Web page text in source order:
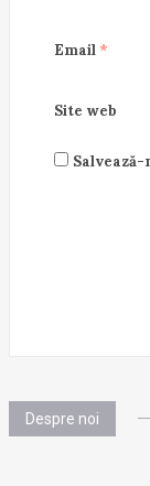
Email *
Site web
Despre noi